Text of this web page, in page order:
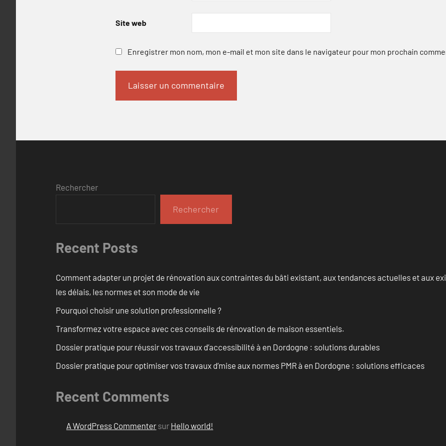
Site web
Enregistrer mon nom, mon e-mail et mon site dans le navigateur pour mon prochain
Rechercher
Rechercher
Recent Posts
Comment adapter un projet de rénovation aux contraintes du bâti existant, aux tendances actuelles et aux
les délais, les normes et son mode de vie
Pourquoi choisir une solution professionnelle ?
Transformez votre espace avec ces conseils de rénovation de maison essentiels.
Dossier pratique pour réussir vos travaux d’accessibilité à en Dordogne : solutions durables
Dossier pratique pour optimiser vos travaux d’mise aux normes PMR à en Dordogne : solutions efficaces
Recent Comments
A WordPress Commenter sur Hello world!